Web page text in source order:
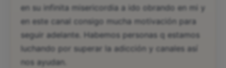
en su infinita misericordia a ido obrando en mi y
en este canal consigo mucha motivación para
seguir adelante. Habemos personas q estamos
luchando por superar la adicción y canales así
nos ayudan.